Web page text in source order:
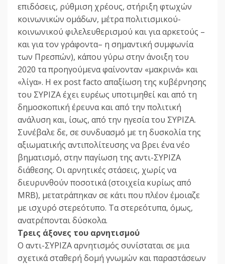
επιδόσεις, ρύθμιση χρέους, στήριξη φτωχών
κοινωνικών ομάδων, μέτρα πολιτισμικού-
κοινωνικού φιλελευθερισμού και για αρκετούς –
και για τον γράφοντα– η σημαντική συμφωνία
των Πρεσπών), κάπου γύρω στην άνοιξη του
2020 τα προηγούμενα φαίνονταν «μακρινά» και
«λίγα». Η ex post facto απαξίωση της κυβέρνησης
του ΣΥΡΙΖΑ έχει ευρέως υποτιμηθεί και από τη
δημοσκοπική έρευνα και από την πολιτική
ανάλυση και, ίσως, από την ηγεσία του ΣΥΡΙΖΑ.
Συνέβαλε δε, σε συνδυασμό με τη δυσκολία της
αξιωματικής αντιπολίτευσης να βρει ένα νέο
βηματισμό, στην παγίωση της αντι-ΣΥΡΙΖΑ
διάθεσης. Οι αρνητικές στάσεις, χωρίς να
διευρυνθούν ποσοτικά (στοιχεία κυρίως από
MRB), μετατράπηκαν σε κάτι που πλέον έμοιαζε
με ισχυρό στερεότυπο. Τα στερεότυπα, όμως,
ανατρέπονται δύσκολα.
Τρεις άξονες του αρνητισμού
Ο αντι-ΣΥΡΙΖΑ αρνητισμός συνίσταται σε μια
σχετικά σταθερή δομή γνωμών και παραστάσεων